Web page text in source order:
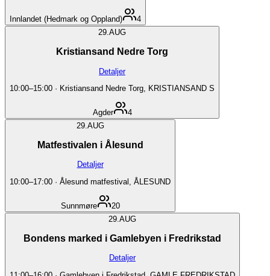
Innlandet (Hedmark og Oppland)
4
29.AUG
Kristiansand Nedre Torg
Detaljer
10:00–15:00 · Kristiansand Nedre Torg, KRISTIANSAND S
Agder
4
29.AUG
Matfestivalen i Ålesund
Detaljer
10:00–17:00 · Ålesund matfestival, ÅLESUND
Sunnmøre
20
29.AUG
Bondens marked i Gamlebyen i Fredrikstad
Detaljer